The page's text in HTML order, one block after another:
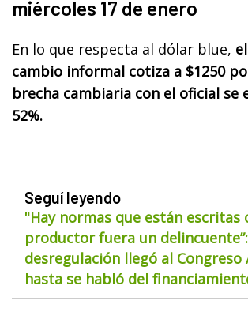
miércoles 17 de enero
En lo que respecta al dólar blue,
cambio informal cotiza a $1250
brecha cambiaria con el oficial se
52%.
Seguí leyendo
"Hay normas que están escritas
productor fuera un
desregulación llegó al Congreso
hasta se habló del